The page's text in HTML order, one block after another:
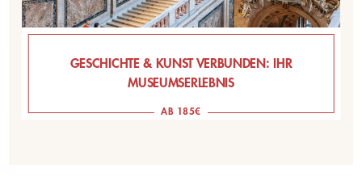
GESCHICHTE & KUNST VERBUNDEN: IHR
MUSEUMSERLEBNIS
AB 185€